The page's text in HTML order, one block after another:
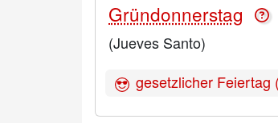
Gründonnerstag
(Jueves Santo)
gesetzlicher Feiertag